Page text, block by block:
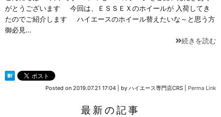
がとうございます 今回は、ＥＳＳＥＸのホイールが 入荷してき
たのでご紹介します ハイエースのホイール替えたいな～と思う方
御必見…
続きを読む
Posted on 2019.07.21 17:04 by ハイエース専門店CRS Perma Link
最新の記事